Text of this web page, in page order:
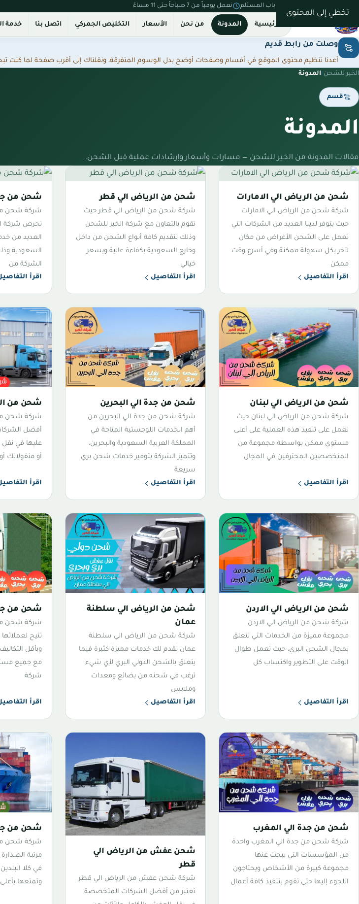
تخطي إلى المحتوى
نستلم من بيتك ونسلّم على باب المستلم نعمل يومياً من 7 صباحاً حتى 11 مساءً
الرئيسية المدونة من نحن الأسعار التخليص الجمركي اتصل بنا خدمة
وصلت من رابط قديم
أعدنا تنظيم محتوى الموقع في أقسام وصفحات أوضح بدل الوسوم المتفرقة، ونقلناك إلى أقرب صفحة لما كنت
الخير للشحن/المدونة
قسم
المدونة
مقالات المدونة من الخير للشحن — مسارات وأسعار وإرشادات عملية قبل الشحن.
شحن من الرياض الي الامارات
شركة شحن من الرياض الي الامارات
حيث يتوفر لدينا العديد من الشركات التي
تعمل على الشحن الأغراض من مكان
لآخر بكل سهولة ممكنة وفي أسرع وقت
ممكن
اقرأ التفاصيل
شحن من الرياض الي قطر
شركة شحن من الرياض الي قطر حيث
تقوم بالتعاون مع شركة الخير للشحن
وذلك لتقديم كافة أنواع الشحن من داخل
وخارج السعودية بكفاءة عالية وبسعر
خيالي
اقرأ التفاصيل
شحن من
شركة شحن
تحرص شركة
العديد من
السعودية
الشركة من
اقرأ
شحن من الرياض الي لبنان
شركة شحن من الرياض الي لبنان حيث
تعمل على تنفيذ هذه العملية على أعلى
مستوى ممكن بواسطة مجموعة من
المتخصصين المحترفين في المجال
اقرأ التفاصيل
شحن من جدة الي البحرين
شركة شحن من جدة الي البحرين من
أهم الخدمات اللوجستية المتاحة في
المملكة العربية السعودية والبحرين،
وتتميز الشركة بتوفير خدمات شحن بري
سريعة
اقرأ التفاصيل
شحن من
شركة شحن من
أفضل
عليها في
أو منقولاتك
اقرأ
شحن من الرياض الي الاردن
شركة شحن من الرياض الي الاردن
مجموعة مميزة من الخدمات التي تتعلق
بمجال الشحن البري، حيث تعمل طوال
الوقت على التطوير واكتساب كل
اقرأ التفاصيل
شحن من الرياض الي سلطنة
عمان
شركة شحن من الرياض الي سلطنة
عمان تقدم لك خدمات مميزة كثيرة فيما
يتعلق بالشحن الدولي البري لأي شيء
ترغب في شحنه من بضائع ومعدات
وملابس
اقرأ التفاصيل
شحن من
شركة شحن
تتيح
وبأقل
مع جميع
شركة
اقرأ
شحن من جدة الي المغرب
شركة شحن من جدة الي المغرب واحدة
من المؤسسات التي يبحث عنها
مجموعة كبيرة من الأشخاص ويحتاجون
اللجوء إليها حتى تقوم بتنفيذ كافة أعمال
شحن عفش من الرياض الي
قطر
شركة شحن عفش من الرياض الي قطر
تعتبر من أفضل الشركات المتخصصة
شحن من
شركة شحن من
مرتبة
في كلا
وتمتعها